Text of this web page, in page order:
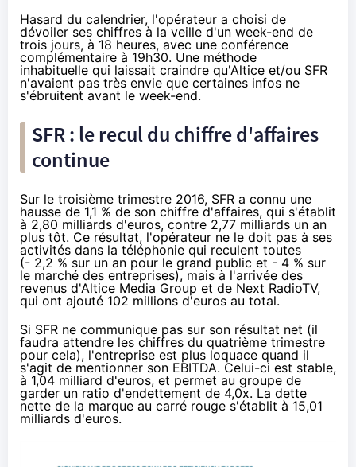
Hasard du calendrier, l'opérateur a choisi de
dévoiler ses chiffres à la veille d'un week-end de
trois jours, à 18 heures, avec une conférence
complémentaire à 19h30. Une méthode
inhabituelle qui laissait craindre qu'Altice et/ou SFR
n'avaient pas très envie que certaines infos ne
s'ébruitent avant le week-end.
SFR: le recul du chiffre d'affaires
continue
Sur le troisième trimestre 2016, SFR a connu une
hausse de 1,1 % de son chiffre d'affaires, qui s'établit
à 2,80 milliards d'euros, contre 2,77 milliards un an
plus tôt. Ce résultat, l'opérateur ne le doit pas à ses
activités dans la téléphonie qui reculent toutes
(- 2,2 % sur un an pour le grand public et - 4 % sur
le marché des entreprises), mais à l'arrivée des
revenus d'Altice Media Group et de Next RadioTV,
qui ont ajouté 102 millions d'euros au total.
Si SFR ne communique pas sur son résultat net (il
faudra attendre les chiffres du quatrième trimestre
pour cela), l'entreprise est plus loquace quand il
s'agit de mentionner son EBITDA. Celui-ci est stable,
à 1,04 milliard d'euros, et permet au groupe de
garder un ratio d'endettement de 4,0x. La dette
nette de la marque au carré rouge s'établit à 15,01
milliards d'euros.